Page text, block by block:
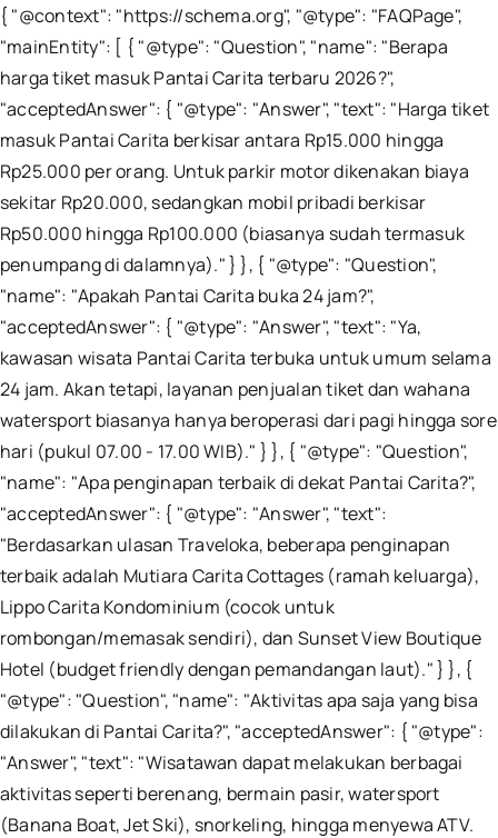
{ "@context": "https://schema.org", "@type": "FAQPage",
"mainEntity": [ { "@type": "Question", "name": "Berapa
harga tiket masuk Pantai Carita terbaru 2026?",
"acceptedAnswer": { "@type": "Answer", "text": "Harga tiket
masuk Pantai Carita berkisar antara Rp15.000 hingga
Rp25.000 per orang. Untuk parkir motor dikenakan biaya
sekitar Rp20.000, sedangkan mobil pribadi berkisar
Rp50.000 hingga Rp100.000 (biasanya sudah termasuk
penumpang di dalamnya)." } }, { "@type": "Question",
"name": "Apakah Pantai Carita buka 24 jam?",
"acceptedAnswer": { "@type": "Answer", "text": "Ya,
kawasan wisata Pantai Carita terbuka untuk umum selama
24 jam. Akan tetapi, layanan penjualan tiket dan wahana
watersport biasanya hanya beroperasi dari pagi hingga sore
hari (pukul 07.00 - 17.00 WIB)." } }, { "@type": "Question",
"name": "Apa penginapan terbaik di dekat Pantai Carita?",
"acceptedAnswer": { "@type": "Answer", "text":
"Berdasarkan ulasan Traveloka, beberapa penginapan
terbaik adalah Mutiara Carita Cottages (ramah keluarga),
Lippo Carita Kondominium (cocok untuk
rombongan/memasak sendiri), dan Sunset View Boutique
Hotel (budget friendly dengan pemandangan laut)." } }, {
"@type": "Question", "name": "Aktivitas apa saja yang bisa
dilakukan di Pantai Carita?", "acceptedAnswer": { "@type":
"Answer", "text": "Wisatawan dapat melakukan berbagai
aktivitas seperti berenang, bermain pasir, watersport
(Banana Boat, Jet Ski), snorkeling, hingga menyewa ATV.